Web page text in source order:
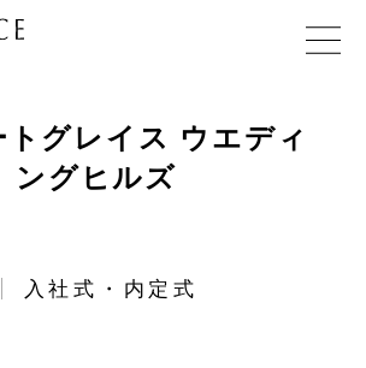
トグレイス ウエディ
ングヒルズ
入社式・内定式